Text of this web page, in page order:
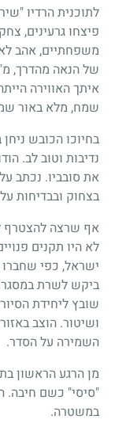
לתוכנית הרדיו
פיצחו גרעינים,
משפחתיים, אהב
של הנאה מהדרך,
איתך האווירה
שמח, מלא באור
בחיוכו הכובש
נדיבות וטוב לב.
את סובביו. נכתב
בצחוק ובבדיחות
אף שרצה להצטרף
לא היו תקנים
ביקש לשרת
שובץ ליחידת
ושיטור. הוצב
השמירה על הסדר.
מן הרגע הראשון
"סיסי" כשם חיבה.
במשטרה.